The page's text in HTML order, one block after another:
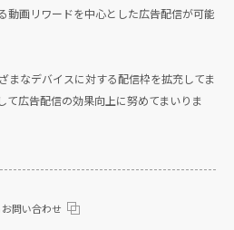
動画リワードを中心とした広告配信が可能
まなデバイスに対する配信枠を拡充してま
て広告配信の効果向上に努めてまいりま
問い合わせ